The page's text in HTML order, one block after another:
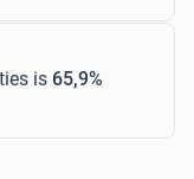
is 65,9%